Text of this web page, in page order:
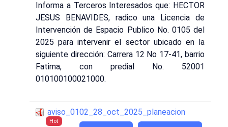
Informa a Terceros Interesados que: HECTOR
JESUS BENAVIDES, radico una Licencia de
Intervención de Espacio Publico No. 0105 del
2025 para intervenir el sector ubicado en la
siguiente dirección: Carrera 12 No 17-41, barrio
Fatima, con predial No. 52001
010100100021000.
aviso_0102_28_oct_2025_planeacion
Hot